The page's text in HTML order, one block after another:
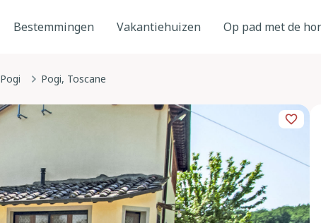
Bestemmingen Vakantiehuizen Op pad met de
Pogi Pogi, Toscane